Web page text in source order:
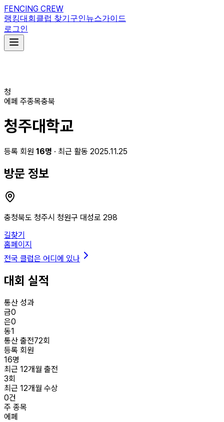
FENCING CREW
랭킹대회 클럽 찾기 구인뉴스가이드
로그인
청
에페 주종목충북
청주대학교
등록 회원 16명 · 최근 활동 2025.11.25
방문 정보
충청북도 청주시 청원구 대성로 298
길찾기
홈페이지
전국 클럽은 어디에 있나
대회 실적
통산 성과
금0
은0
동1
통산 출전72회
등록 회원
16명
최근 12개월 출전
3회
최근 12개월 수상
0건
주 종목
에페